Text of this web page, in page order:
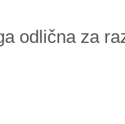
odlična za